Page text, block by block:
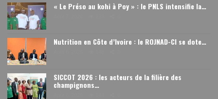
« Le Préso au kohi à Poy » : le PNLS intensifie la…
Nutrition en Côte d’Ivoire : le ROJNAD-CI se dote…
SICCOT 2026 : les acteurs de la filière des
champignons…